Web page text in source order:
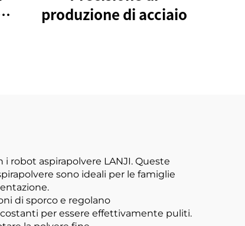
produzione di acciaio
robot aspirapolvere LANJI. Queste
sono ideali per le famiglie
di sporco e regolano
per essere effettivamente puliti.